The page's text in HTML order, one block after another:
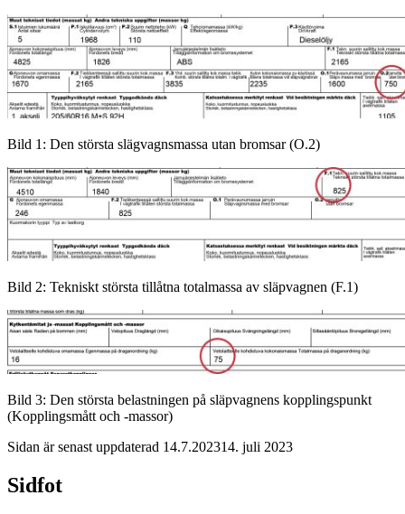
Bild 1: Den största slägvagnsmassa utan bromsar (O.2)
Bild 2: Tekniskt största tillåtna totalmassa av släpvagnen (F.1)
Bild 3: Den största belastningen på släpvagnens kopplingspunkt
(Kopplingsmått och -massor)
Sidan är senast uppdaterad 14.7.202314. juli 2023
Sidfot